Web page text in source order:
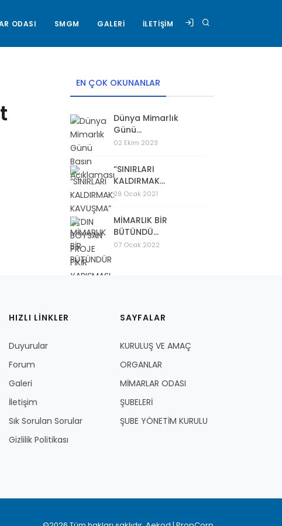
ODASI SMGM GALERİ İLETİŞİM
EN ÇOK OKUNANLAR
Dünya Mimarlık
Günü...
02 Ekim 2023
“SINIRLARI
KALDIRMAK...
29 Ocak 2021
MİMARLIK BİR
BÜTÜNDÜ...
07 Ocak 2022
HIZLI LİNKLER
Duyurular
Forum
Galeri
İletişim
Sık Sorulan Sorular
Gizlilik Politikası
SAYFALAR
KURULUŞ VE AMAÇ
ORGANLAR
MİMARLAR ODASI
ŞUBELERİ
ŞUBE YÖNETİM KURULU